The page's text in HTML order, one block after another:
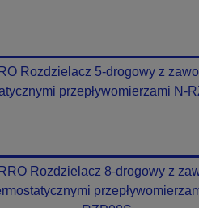
Rozdzielacz 5-drogowy z
przepływomierzami N-
Rozdzielacz 8-drogowy z